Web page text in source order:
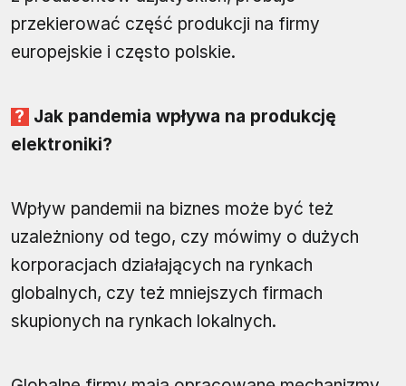
przekierować część produkcji na firmy
europejskie i często polskie.
Jak pandemia wpływa na produkcję
elektroniki?
Wpływ pandemii na biznes może być też
uzależniony od tego, czy mówimy o dużych
korporacjach działających na rynkach
globalnych, czy też mniejszych firmach
skupionych na rynkach lokalnych.